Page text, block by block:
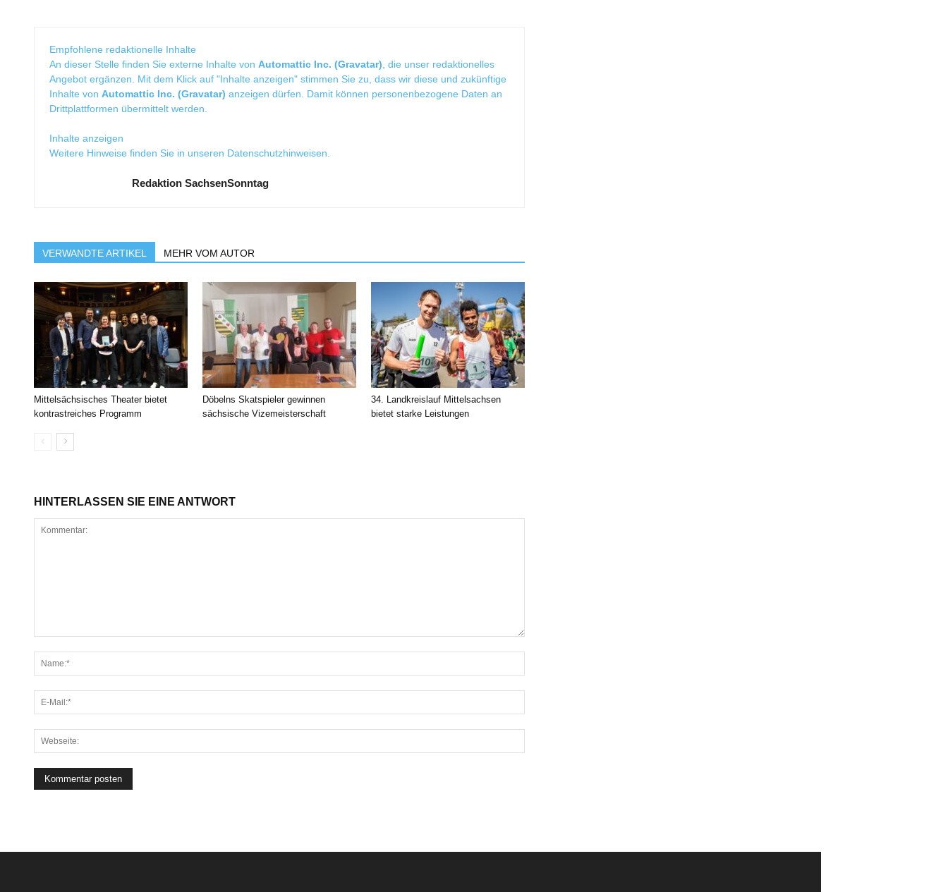
Empfohlene redaktionelle Inhalte
An dieser Stelle finden Sie externe Inhalte von Automattic Inc. (Gravatar) , die unser redaktionelles
Angebot ergänzen. Mit dem Klick auf "Inhalte anzeigen" stimmen Sie zu, dass wir diese und zukünftige
Inhalte von Automattic Inc. (Gravatar) anzeigen dürfen. Damit können personenbezogene Daten an
Drittplattformen übermittelt werden.
Inhalte anzeigen
Weitere Hinweise finden Sie in unseren Datenschutzhinweisen
Redaktion SachsenSonntag
VERWANDTE ARTIKEL MEHR VOM AUTOR
Mittelsächsisches Theater bietet
kontrastreiches Programm
Döbelns Skatspieler gewinnen
sächsische Vizemeisterschaft
34. Landkreislauf Mittelsachsen
bietet starke Leistungen
HINTERLASSEN SIE EINE ANTWORT